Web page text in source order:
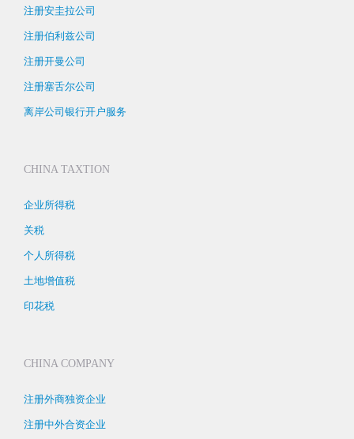
注册安圭拉公司
注册伯利兹公司
注册开曼公司
注册塞舌尔公司
离岸公司银行开户服务
CHINA TAXTION
企业所得税
关税
个人所得税
土地增值税
印花税
CHINA COMPANY
注册外商独资企业
注册中外合资企业